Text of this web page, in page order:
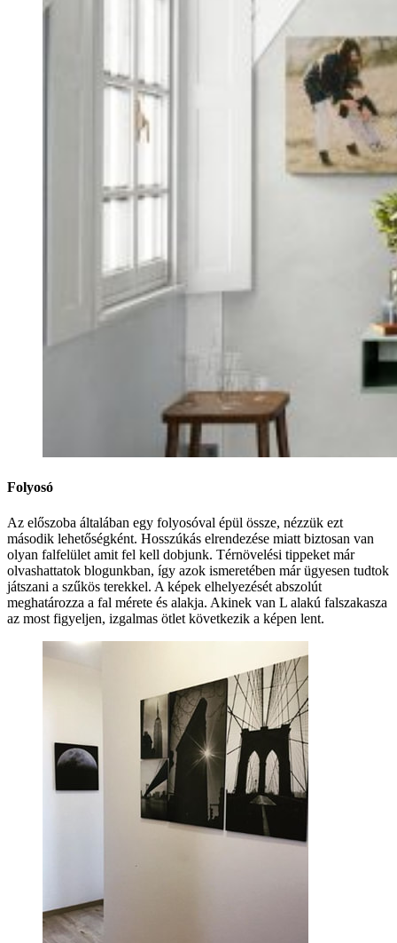
Folyosó
Az előszoba általában egy folyosóval épül össze, nézzük ezt
második lehetőségként. Hosszúkás elrendezése miatt biztosan van
olyan falfelület amit fel kell dobjunk. Térnövelési tippeket már
olvashattatok blogunkban, így azok ismeretében már ügyesen tudtok
játszani a szűkös terekkel. A képek elhelyezését abszolút
meghatározza a fal mérete és alakja. Akinek van L alakú falszakasza
az most figyeljen, izgalmas ötlet következik a képen lent.